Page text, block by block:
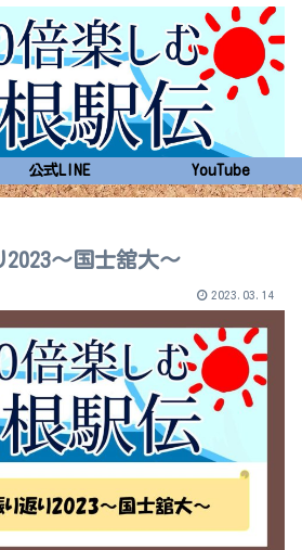
公式LINE YouTube
～国士舘大～
2023.03.14